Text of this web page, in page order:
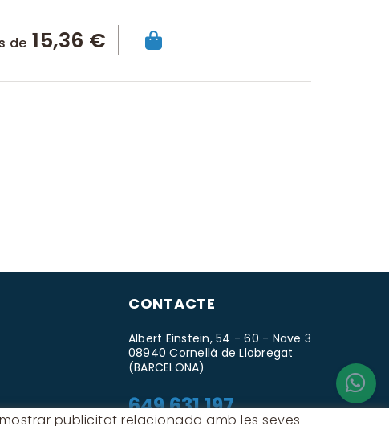
de 15,36 €
CONTACTE
Albert Einstein, 54 - 60 - Nave 3
08940 Cornellà de Llobregat
(BARCELONA)
649 631 197
publicitat relacionada amb les seves